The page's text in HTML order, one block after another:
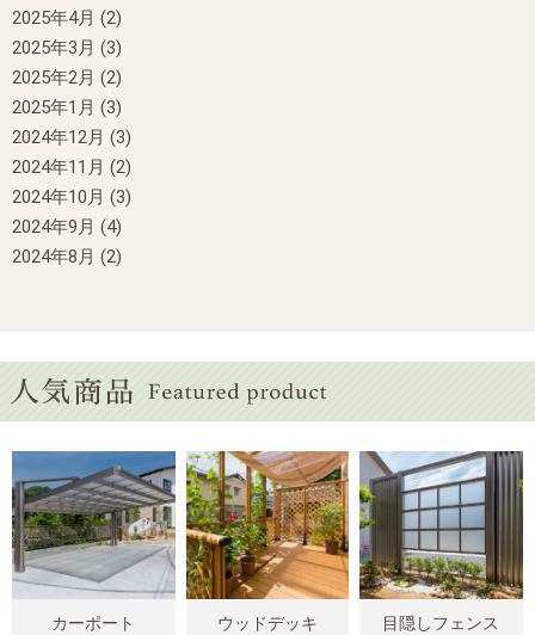
2025年4月 (2)
2025年3月 (3)
2025年2月 (2)
2025年1月 (3)
2024年12月 (3)
2024年11月 (2)
2024年10月 (3)
2024年9月 (4)
2024年8月 (2)
カーポート ウッドデッキ 目隠しフェンス